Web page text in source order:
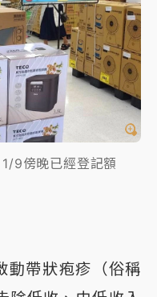
9傍晚已經登記額
動帶狀疱疹（俗稱